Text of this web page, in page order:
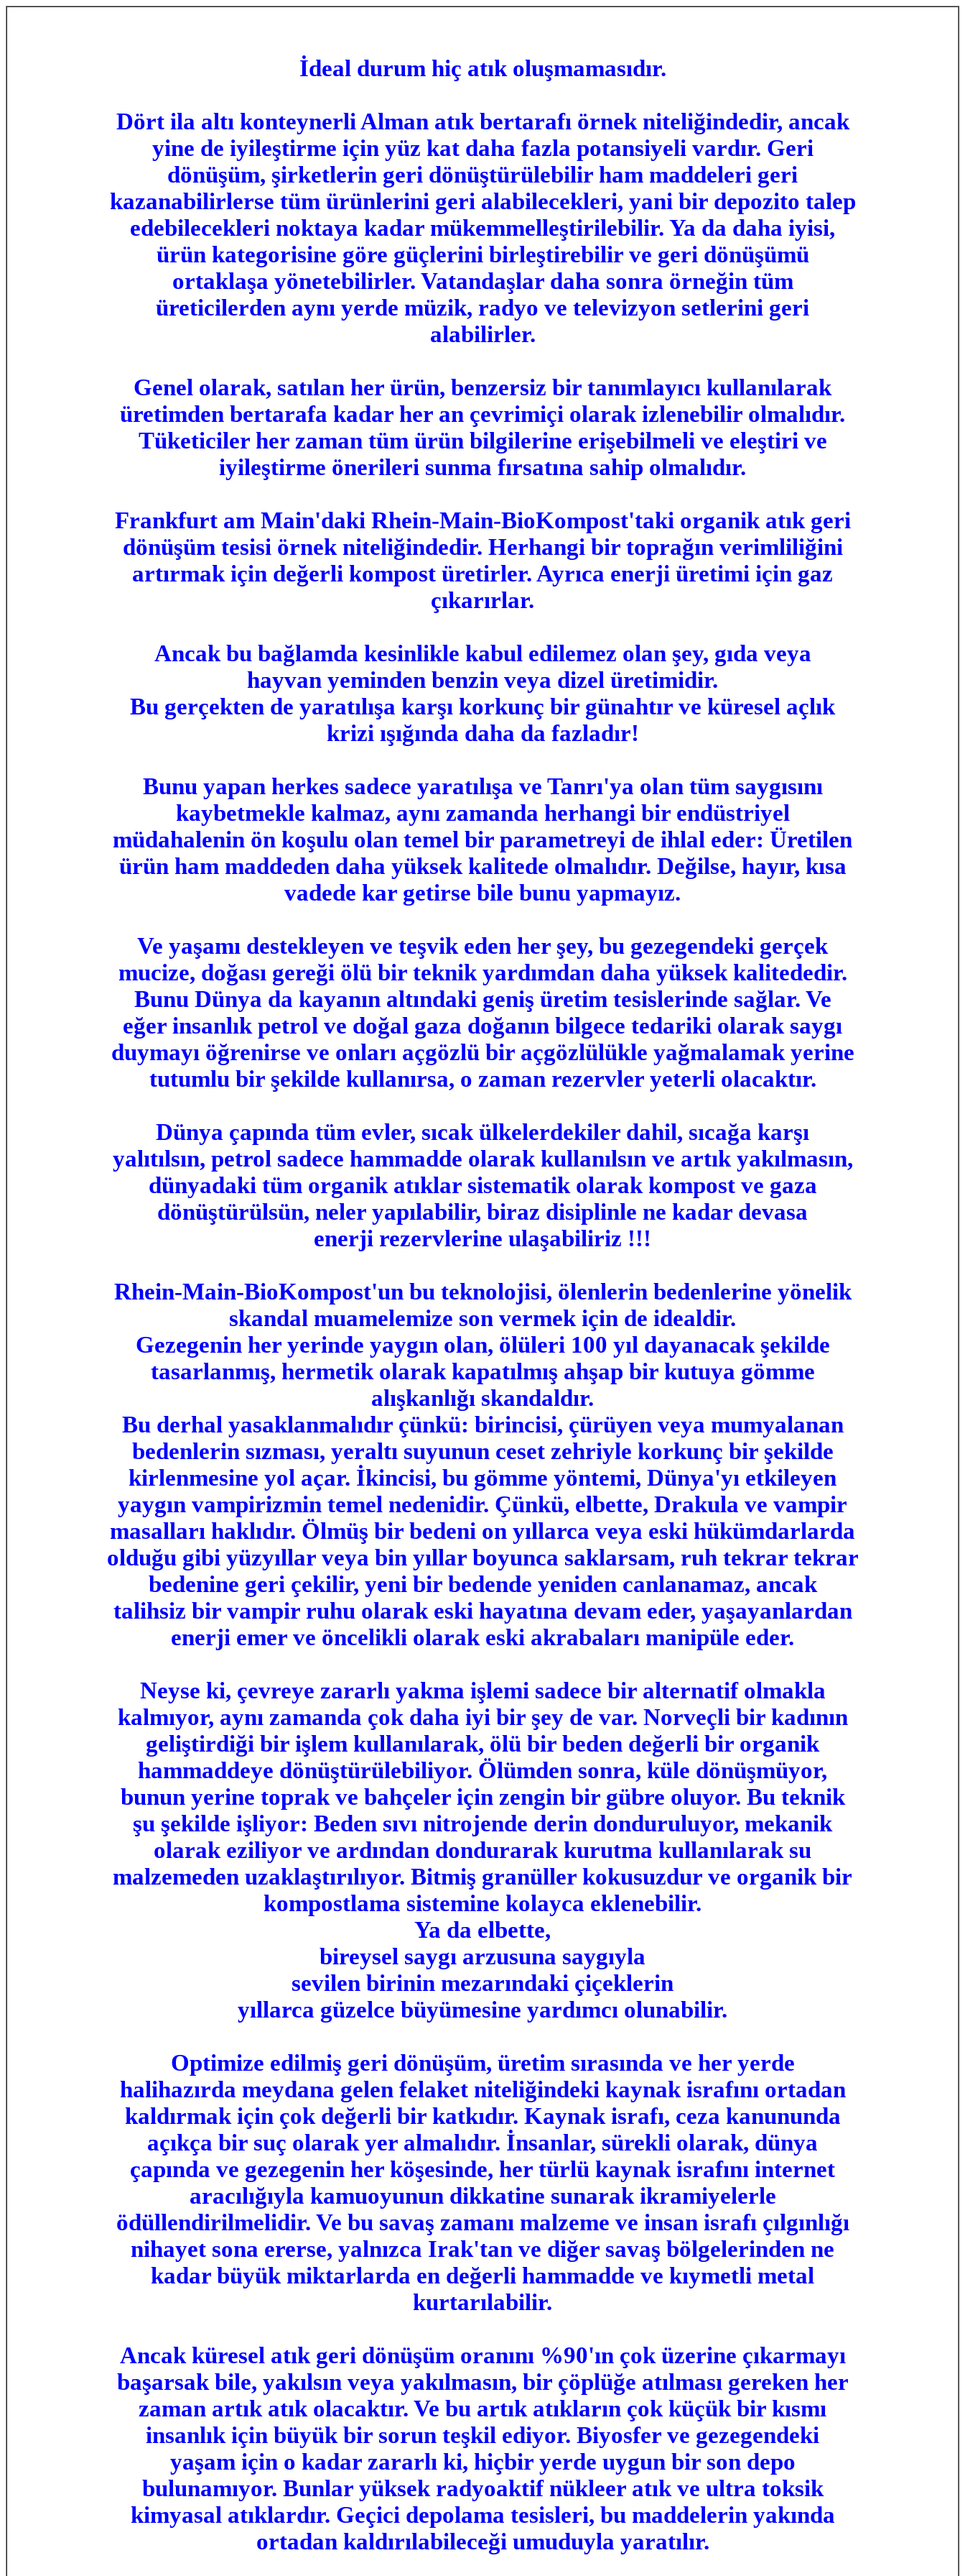
İdeal durum hiç atık oluşmamasıdır.
Dört ila altı konteynerli Alman atık bertarafı örnek niteliğindedir, ancak
yine de iyileştirme için yüz kat daha fazla potansiyeli vardır. Geri
dönüşüm, şirketlerin geri dönüştürülebilir ham maddeleri geri
kazanabilirlerse tüm ürünlerini geri alabilecekleri, yani bir depozito talep
edebilecekleri noktaya kadar mükemmelleştirilebilir. Ya da daha iyisi,
ürün kategorisine göre güçlerini birleştirebilir ve geri dönüşümü
ortaklaşa yönetebilirler. Vatandaşlar daha sonra örneğin tüm
üreticilerden aynı yerde müzik, radyo ve televizyon setlerini geri
alabilirler.
Genel olarak, satılan her ürün, benzersiz bir tanımlayıcı kullanılarak
üretimden bertarafa kadar her an çevrimiçi olarak izlenebilir olmalıdır.
Tüketiciler her zaman tüm ürün bilgilerine erişebilmeli ve eleştiri ve
iyileştirme önerileri sunma fırsatına sahip olmalıdır.
Frankfurt am Main'daki Rhein-Main-BioKompost'taki organik atık geri
dönüşüm tesisi örnek niteliğindedir. Herhangi bir toprağın verimliliğini
artırmak için değerli kompost üretirler. Ayrıca enerji üretimi için gaz
çıkarırlar.
Ancak bu bağlamda kesinlikle kabul edilemez olan şey, gıda veya
hayvan yeminden benzin veya dizel üretimidir.
Bu gerçekten de yaratılışa karşı korkunç bir günahtır ve küresel açlık
krizi ışığında daha da fazladır!
Bunu yapan herkes sadece yaratılışa ve Tanrı'ya olan tüm saygısını
kaybetmekle kalmaz, aynı zamanda herhangi bir endüstriyel
müdahalenin ön koşulu olan temel bir parametreyi de ihlal eder: Üretilen
ürün ham maddeden daha yüksek kalitede olmalıdır. Değilse, hayır, kısa
vadede kar getirse bile bunu yapmayız.
Ve yaşamı destekleyen ve teşvik eden her şey, bu gezegendeki gerçek
mucize, doğası gereği ölü bir teknik yardımdan daha yüksek kalitededir.
Bunu Dünya da kayanın altındaki geniş üretim tesislerinde sağlar. Ve
eğer insanlık petrol ve doğal gaza doğanın bilgece tedariki olarak saygı
duymayı öğrenirse ve onları açgözlü bir açgözlülükle yağmalamak yerine
tutumlu bir şekilde kullanırsa, o zaman rezervler yeterli olacaktır.
Dünya çapında tüm evler, sıcak ülkelerdekiler dahil, sıcağa karşı
yalıtılsın, petrol sadece hammadde olarak kullanılsın ve artık yakılmasın,
dünyadaki tüm organik atıklar sistematik olarak kompost ve gaza
dönüştürülsün, neler yapılabilir, biraz disiplinle ne kadar devasa
enerji rezervlerine ulaşabiliriz !!!
Rhein-Main-BioKompost'un bu teknolojisi, ölenlerin bedenlerine yönelik
skandal muamelemize son vermek için de idealdir.
Gezegenin her yerinde yaygın olan, ölüleri 100 yıl dayanacak şekilde
tasarlanmış, hermetik olarak kapatılmış ahşap bir kutuya gömme
alışkanlığı skandaldır.
Bu derhal yasaklanmalıdır çünkü: birincisi, çürüyen veya mumyalanan
bedenlerin sızması, yeraltı suyunun ceset zehriyle korkunç bir şekilde
kirlenmesine yol açar. İkincisi, bu gömme yöntemi, Dünya'yı etkileyen
yaygın vampirizmin temel nedenidir. Çünkü, elbette, Drakula ve vampir
masalları haklıdır. Ölmüş bir bedeni on yıllarca veya eski hükümdarlarda
olduğu gibi yüzyıllar veya bin yıllar boyunca saklarsam, ruh tekrar tekrar
bedenine geri çekilir, yeni bir bedende yeniden canlanamaz, ancak
talihsiz bir vampir ruhu olarak eski hayatına devam eder, yaşayanlardan
enerji emer ve öncelikli olarak eski akrabaları manipüle eder.
Neyse ki, çevreye zararlı yakma işlemi sadece bir alternatif olmakla
kalmıyor, aynı zamanda çok daha iyi bir şey de var. Norveçli bir kadının
geliştirdiği bir işlem kullanılarak, ölü bir beden değerli bir organik
hammaddeye dönüştürülebiliyor. Ölümden sonra, küle dönüşmüyor,
bunun yerine toprak ve bahçeler için zengin bir gübre oluyor. Bu teknik
şu şekilde işliyor: Beden sıvı nitrojende derin donduruluyor, mekanik
olarak eziliyor ve ardından dondurarak kurutma kullanılarak su
malzemeden uzaklaştırılıyor. Bitmiş granüller kokusuzdur ve organik bir
kompostlama sistemine kolayca eklenebilir.
Ya da elbette,
bireysel saygı arzusuna saygıyla
sevilen birinin mezarındaki çiçeklerin
yıllarca güzelce büyümesine yardımcı olunabilir.
Optimize edilmiş geri dönüşüm, üretim sırasında ve her yerde
halihazırda meydana gelen felaket niteliğindeki kaynak israfını ortadan
kaldırmak için çok değerli bir katkıdır. Kaynak israfı, ceza kanununda
açıkça bir suç olarak yer almalıdır. İnsanlar, sürekli olarak, dünya
çapında ve gezegenin her köşesinde, her türlü kaynak israfını internet
aracılığıyla kamuoyunun dikkatine sunarak ikramiyelerle
ödüllendirilmelidir. Ve bu savaş zamanı malzeme ve insan israfı çılgınlığı
nihayet sona ererse, yalnızca Irak'tan ve diğer savaş bölgelerinden ne
kadar büyük miktarlarda en değerli hammadde ve kıymetli metal
kurtarılabilir.
Ancak küresel atık geri dönüşüm oranını %90'ın çok üzerine çıkarmayı
başarsak bile, yakılsın veya yakılmasın, bir çöplüğe atılması gereken her
zaman artık atık olacaktır. Ve bu artık atıkların çok küçük bir kısmı
insanlık için büyük bir sorun teşkil ediyor. Biyosfer ve gezegendeki
yaşam için o kadar zararlı ki, hiçbir yerde uygun bir son depo
bulunamıyor. Bunlar yüksek radyoaktif nükleer atık ve ultra toksik
kimyasal atıklardır. Geçici depolama tesisleri, bu maddelerin yakında
ortadan kaldırılabileceği umuduyla yaratılır.